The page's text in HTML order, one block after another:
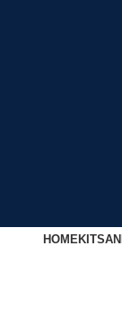
HOMEKITS